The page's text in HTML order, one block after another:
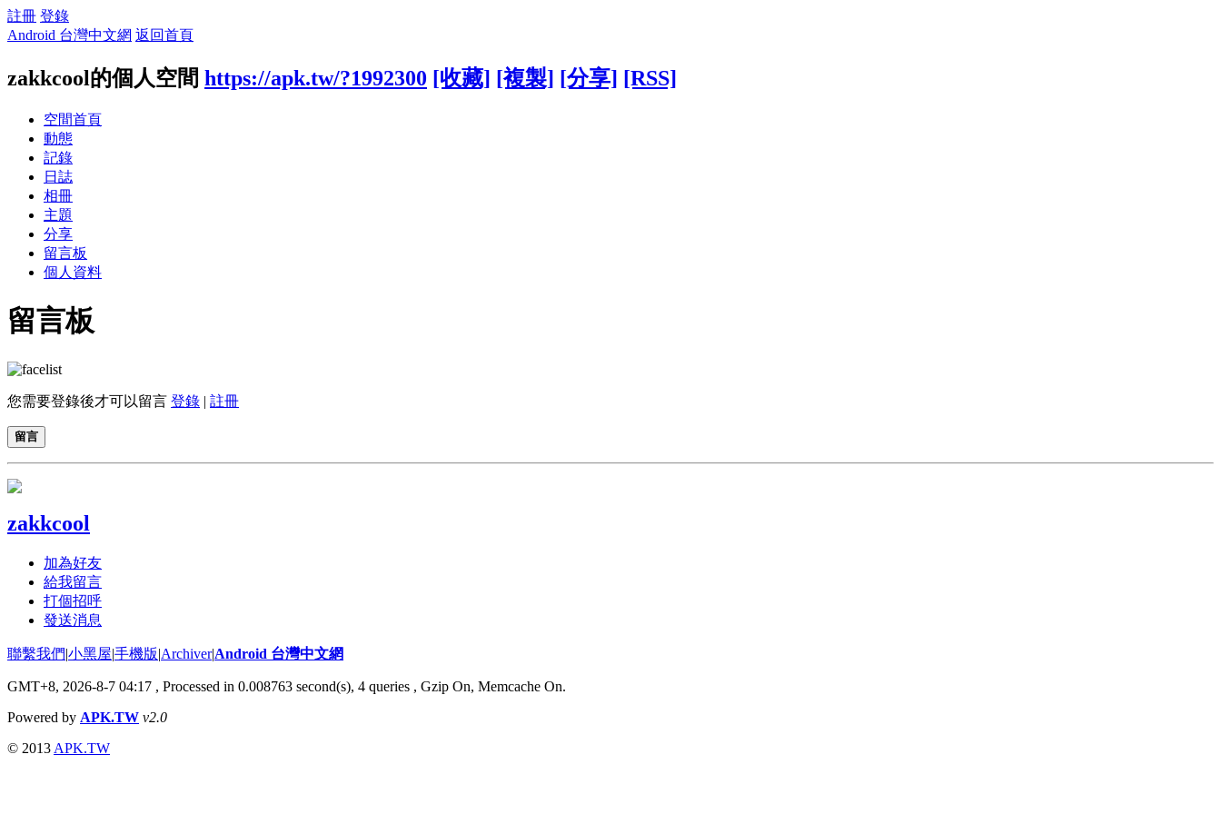
註冊 登錄
Android 台灣中文網 返回首頁
zakkcool的個人空間 https://apk.tw/?1992300 [收藏] [複製] [分享] [RSS]
空間首頁
動態
記錄
日誌
相冊
主題
分享
留言板
個人資料
留言板
您需要登錄後才可以留言 登錄 | 註冊
留言
zakkcool
加為好友
給我留言
打個招呼
發送消息
聯繫我們|小黑屋|手機版|Archiver|Android 台灣中文網
GMT+8, 2026-8-7 04:17 , Processed in 0.008763 second(s), 4 queries , Gzip On, Memcache On.
Powered by APK.TW v2.0
© 2013 APK.TW